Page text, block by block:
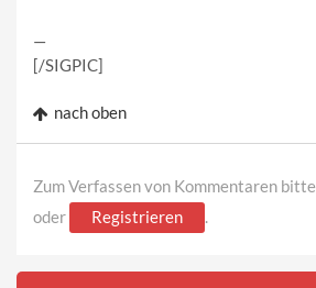
—
[/SIGPIC]
nach oben
Zum Verfassen von Kommentaren bitte
oder
Registrieren